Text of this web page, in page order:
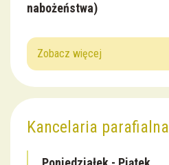
nabożeństwa)
Zobacz więcej
Kancelaria parafialna